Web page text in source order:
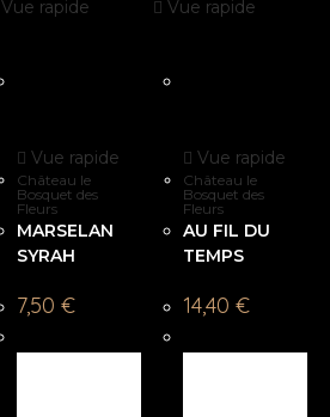
Vue rapide
Vue rapide
Château le
Bosquet des
Fleurs
MARSELAN
SYRAH
7,50 €
Vue rapide
Vue rapide
Château le
Bosquet des
Fleurs
AU FIL DU
TEMPS
14,40 €